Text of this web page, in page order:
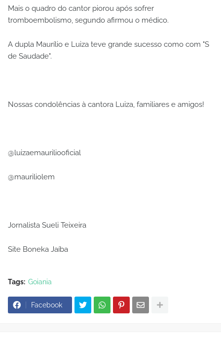
Mais o quadro do cantor piorou após sofrer
tromboembolismo, segundo afirmou o médico.
A dupla Maurílio e Luiza teve grande sucesso como com "S
de Saudade".
Nossas condolências à cantora Luiza, familiares e amigos!
@luizaemauriliooficial
@mauriliolem
Jornalista Sueli Teixeira
Site Boneka Jaíba
Tags: Goiania
Facebook